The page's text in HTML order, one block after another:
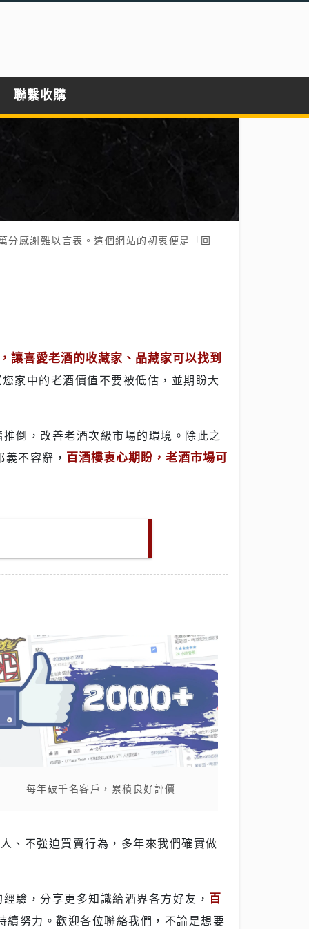
聯繫收購
感謝難以言表。這個網站的初衷便是「回
讓喜愛老酒的收藏家、品藏家可以找到
家中的老酒價值不要被低估，並期盼大
不容辭， 百酒樓衷心期盼，老酒市場可
每年破千名客戶，累積良好評價
、不強迫買賣行為，多年來我們確實做
驗，分享更多知識給酒界各方好友， 百
續努力。歡迎各位聯絡我們，不論是想要